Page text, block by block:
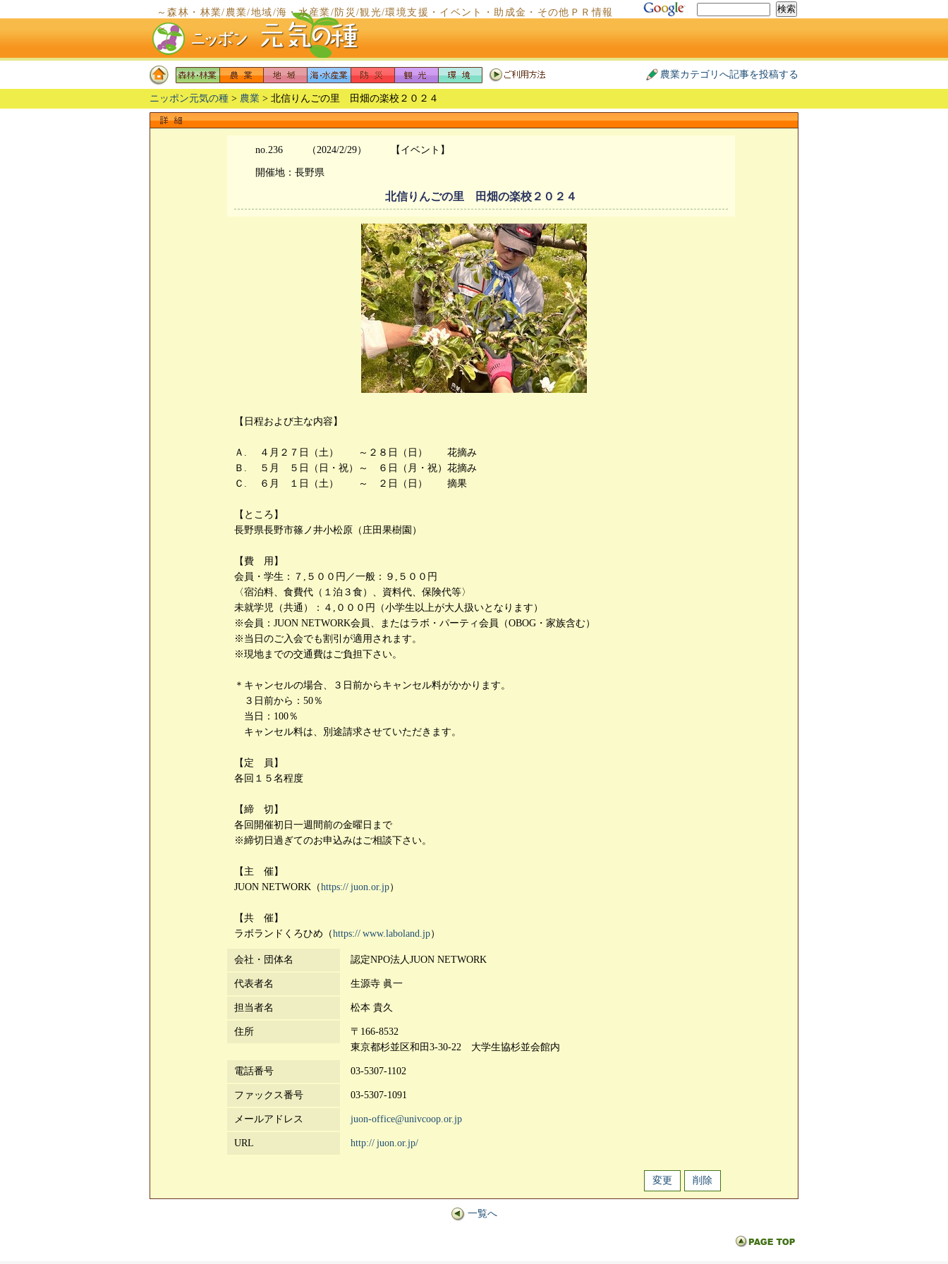
～森林・林業/農業/地域/海・水産業/防災/観光/環境支援・イベント・助成金・その他ＰＲ情報
～
農業カテゴリへ記事を投稿する
ニッポン元気の種 > 農業 > 北信りんごの里 田畑の楽校２０２４
no.236 （2024/2/29） 【イベント】
開催地：長野県
北信りんごの里 田畑の楽校２０２４
【日程および主な内容】
Ａ. ４月２７日（土） ～２８日（日） 花摘み
Ｂ. ５月 ５日（日・祝）～ ６日（月・祝）花摘み
Ｃ. ６月 １日（土） ～ ２日（日） 摘果
【ところ】
長野県長野市篠ノ井小松原（庄田果樹園）
【費 用】
会員・学生：７,５００円／一般：９,５００円
〈宿泊料、食費代（１泊３食）、資料代、保険代等〉
未就学児（共通）：４,０００円（小学生以上が大人扱いとなります）
※会員：JUON NETWORK会員、またはラボ・パーティ会員（OBOG・家族含む）
※当日のご入会でも割引が適用されます。
※現地までの交通費はご負担下さい。
＊キャンセルの場合、３日前からキャンセル料がかかります。
３日前から：50％
当日：100％
キャンセル料は、別途請求させていただきます。
【定 員】
各回１５名程度
【締 切】
各回開催初日一週間前の金曜日まで
※締切日過ぎてのお申込みはご相談下さい。
【主 催】
JUON NETWORK（https:// juon.or.jp）
【共 催】
ラボランドくろひめ（https:// www.laboland.jp）
会社・団体名 認定NPO法人JUON NETWORK
代表者名 生源寺 眞一
担当者名 松本 貴久
住所
〒166-8532
東京都杉並区和田3-30-22 大学生協杉並会館内
電話番号 03-5307-1102
ファックス番号 03-5307-1091
メールアドレス juon-office@univcoop.or.jp
URL http:// juon.or.jp/
削除
変更
一覧へ